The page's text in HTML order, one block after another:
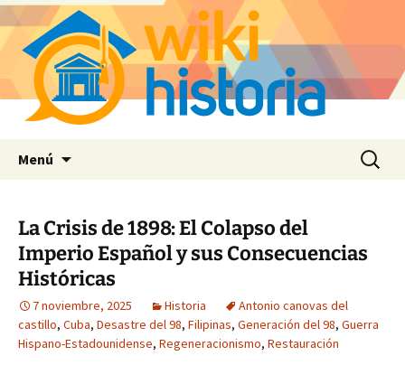
Menú Buscar:
La Crisis de 1898: El Colapso del
Imperio Español y sus Consecuencias
Históricas
7 noviembre, 2025 Historia
Antonio canovas del
castillo, Cuba, Desastre del 98, Filipinas, Generación del 98, Guerra
Hispano-Estadounidense, Regeneracionismo, Restauración